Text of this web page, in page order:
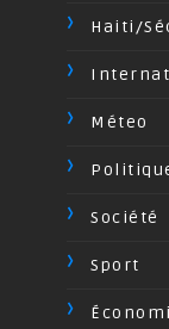
Haiti/
Méteo
Société
Sport